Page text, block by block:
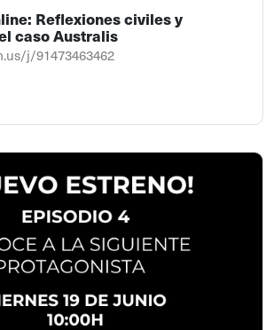
Reflexiones civiles y
caso Australis
j/91473463462